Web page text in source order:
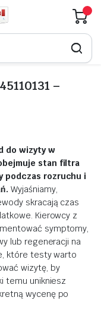
–
do wizyty w
stan filtra
podczas rozruchu i
Wyjaśniamy,
skracają czas
Kierowcy z
symptomy,
lub regeneracji na
które testy warto
wizytę, by
temu unikniesz
wycenę po